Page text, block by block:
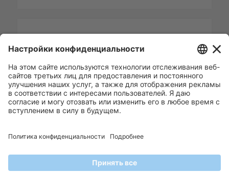
+372 50 32 740
andres@eltarko.ee
Отправьте нам письмо